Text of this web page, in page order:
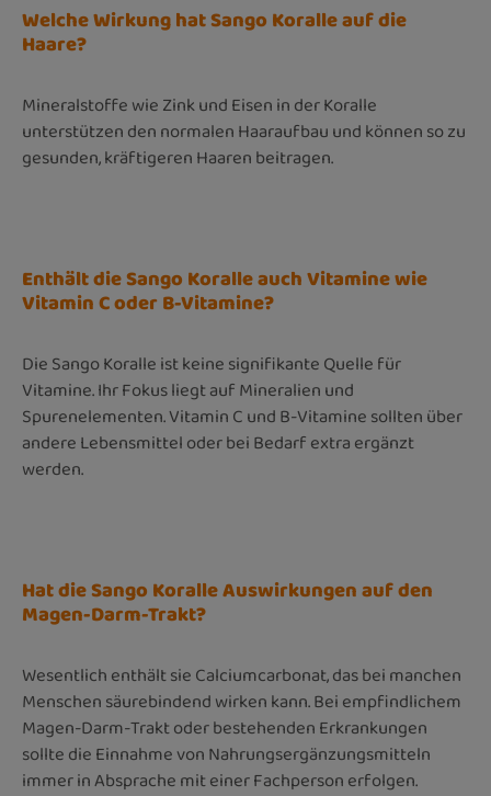
Welche Wirkung hat Sango Koralle auf die
Haare?
Mineralstoffe wie Zink und Eisen in der Koralle
unterstützen den normalen Haaraufbau und können so zu
gesunden, kräftigeren Haaren beitragen.
Enthält die Sango Koralle auch Vitamine wie
Vitamin C oder B-Vitamine?
Die Sango Koralle ist keine signifikante Quelle für
Vitamine. Ihr Fokus liegt auf Mineralien und
Spurenelementen. Vitamin C und B-Vitamine sollten über
andere Lebensmittel oder bei Bedarf extra ergänzt
werden.
Hat die Sango Koralle Auswirkungen auf den
Magen-Darm-Trakt?
Wesentlich enthält sie Calciumcarbonat, das bei manchen
Menschen säurebindend wirken kann. Bei empfindlichem
Magen-Darm-Trakt oder bestehenden Erkrankungen
sollte die Einnahme von Nahrungsergänzungsmitteln
immer in Absprache mit einer Fachperson erfolgen.